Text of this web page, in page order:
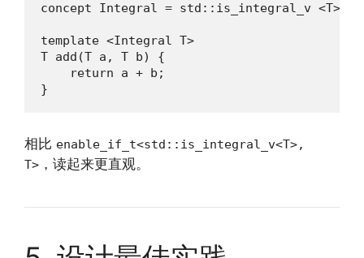
concept Integral = std::is_integral_v <T>;
template <Integral T>
T add(T a, T b) {
    return a + b;
}
相比 enable_if_t<std::is_integral_v<T>,
T> ，读起来更直观。